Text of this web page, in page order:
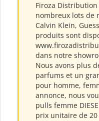
Firoza
nombreux lots de
Calvin Klein,
produits sont
dans notre
Nous avons plus
parfums et un
pour homme,
annonce, nous
pulls femme
prix unitaire de